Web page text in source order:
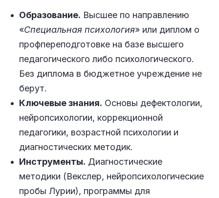
Образование. Высшее по направлению
«Специальная психология» или диплом о
профпереподготовке на базе высшего
педагогического либо психологического.
Без диплома в бюджетное учреждение не
берут.
Ключевые знания. Основы дефектологии,
нейропсихологии, коррекционной
педагогики, возрастной психологии и
диагностических методик.
Инструменты. Диагностические
методики (Векслер, нейропсихологические
пробы Лурии), программы для